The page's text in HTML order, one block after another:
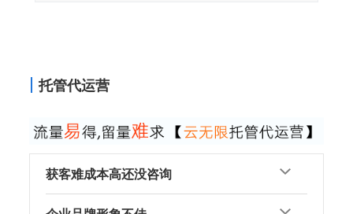
托管代运营
获客难成本高还没咨询